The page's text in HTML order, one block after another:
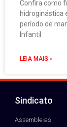
Confira como
hidroginástica
período de
Infantil
LEIA MAIS »
Sindicato
Assembleias